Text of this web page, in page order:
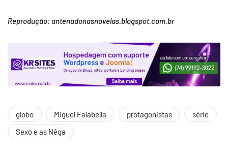
Reprodução: antenadonasnovelas.blogspot.com.br
globo Miguel Falabella protagonistas
série
Sexo e as Nêga